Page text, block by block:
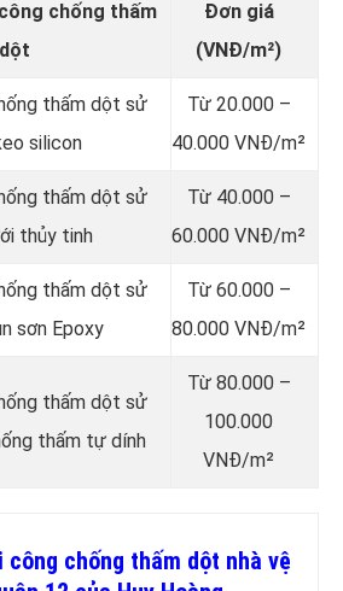
chống thấm
dột
Đơn giá
(VNĐ/m²)
thấm dột sử
silicon
Từ 20.000 –
40.000 VNĐ/m²
thấm dột sử
thủy tinh
Từ 40.000 –
60.000 VNĐ/m²
thấm dột sử
sơn Epoxy
Từ 60.000 –
80.000 VNĐ/m²
thấm dột sử
thấm tự dính
Từ 80.000 –
100.000
VNĐ/m²
công chống thấm dột nhà vệ